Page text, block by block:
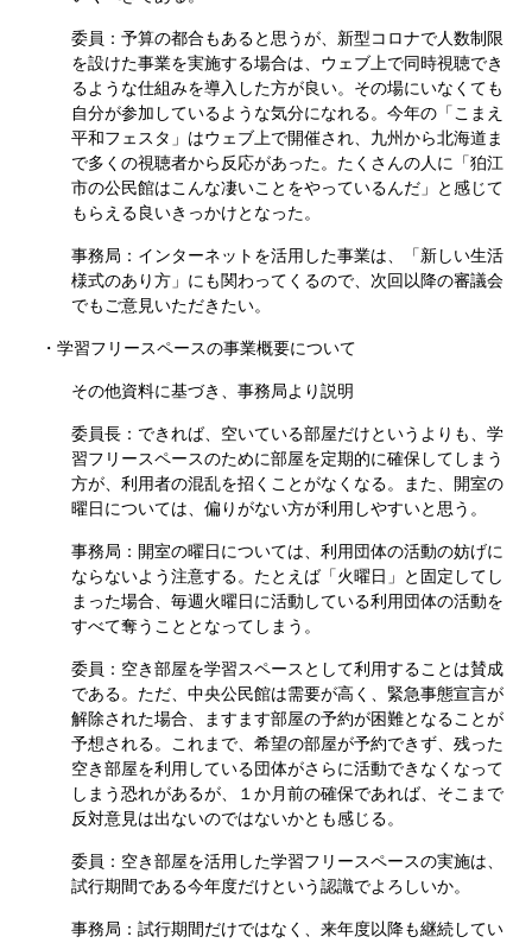
委員：予算の都合もあると思うが、新型コロナで人数制限
を設けた事業を実施する場合は、ウェブ上で同時視聴でき
るような仕組みを導入した方が良い。その場にいなくても
自分が参加しているような気分になれる。今年の「こまえ
平和フェスタ」はウェブ上で開催され、九州から北海道ま
で多くの視聴者から反応があった。たくさんの人に「狛江
市の公民館はこんな凄いことをやっているんだ」と感じて
もらえる良いきっかけとなった。
事務局：インターネットを活用した事業は、「新しい生活
様式のあり方」にも関わってくるので、次回以降の審議会
でもご意見いただきたい。
・学習フリースペースの事業概要について
その他資料に基づき、事務局より説明
委員長：できれば、空いている部屋だけというよりも、学
習フリースペースのために部屋を定期的に確保してしまう
方が、利用者の混乱を招くことがなくなる。また、開室の
曜日については、偏りがない方が利用しやすいと思う。
事務局：開室の曜日については、利用団体の活動の妨げに
ならないよう注意する。たとえば「火曜日」と固定してし
まった場合、毎週火曜日に活動している利用団体の活動を
すべて奪うこととなってしまう。
委員：空き部屋を学習スペースとして利用することは賛成
である。ただ、中央公民館は需要が高く、緊急事態宣言が
解除された場合、ますます部屋の予約が困難となることが
予想される。これまで、希望の部屋が予約できず、残った
空き部屋を利用している団体がさらに活動できなくなって
しまう恐れがあるが、１か月前の確保であれば、そこまで
反対意見は出ないのではないかとも感じる。
委員：空き部屋を活用した学習フリースペースの実施は、
試行期間である今年度だけという認識でよろしいか。
事務局：試行期間だけではなく、来年度以降も継続してい